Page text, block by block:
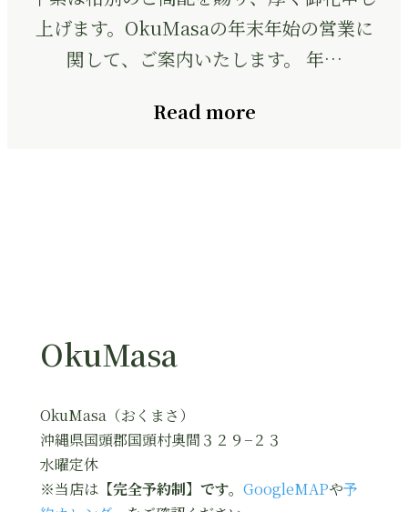
上げます。OkuMasaの年末年始の営業に
関して、ご案内いたします。 年…
Read more
OkuMasa
OkuMasa（おくまさ）
沖縄県国頭郡国頭村奥間３２９−２３
水曜定休
※当店は 【完全予約制】です。 GoogleMAPや予